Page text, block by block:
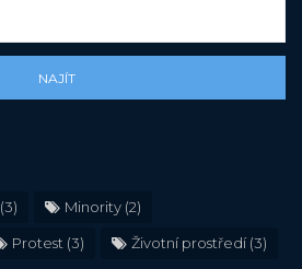
NAJÍT
(3) Minority (2)
Protest (3) Životní prostředí(3)